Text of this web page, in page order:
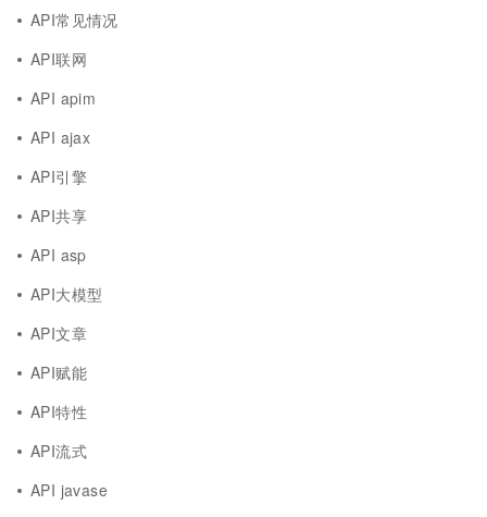
API常见情况
API联网
API apim
API ajax
API引擎
API共享
API asp
API大模型
API文章
API赋能
API特性
API流式
API javase